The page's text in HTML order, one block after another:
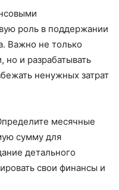
роль в поддержании
Важно не только
но и разрабатывать
ненужных затрат
месячные
сумму для
детального
свои финансы и